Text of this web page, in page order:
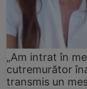
„Am intrat în
cutremurător
transmis un